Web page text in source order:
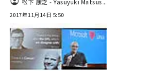
松下 康之 - Yasuyuki Matsus...
2017年11月14日 5:50